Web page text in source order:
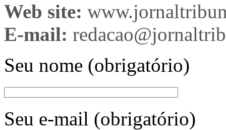
Web site:
E-mail:
Seu nome (obrigatório)
Seu e-mail (obrigatório)